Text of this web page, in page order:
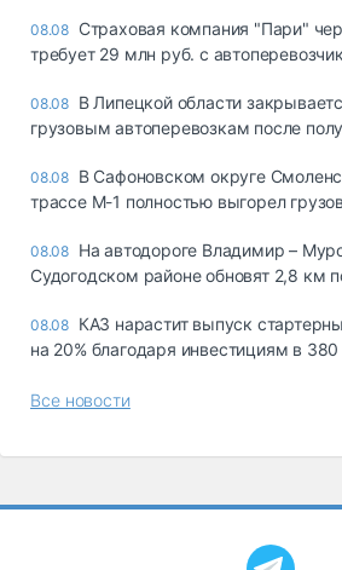
08.08 Страховая компания "Пари"
требует 29 млн руб. с
08.08 В Липецкой области
грузовым автоперевозкам после
08.08 В Сафоновском округе
трассе М-1 полностью выгорел
08.08 На автодороге Владимир –
Судогодском районе обновят 2,8 км
08.08 КАЗ нарастит выпуск
на 20% благодаря инвестициям в
Все новости